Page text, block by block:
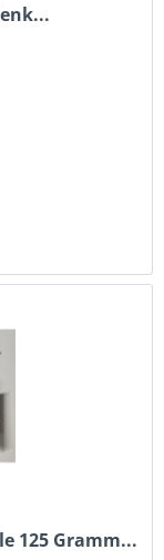
125 Gramm...